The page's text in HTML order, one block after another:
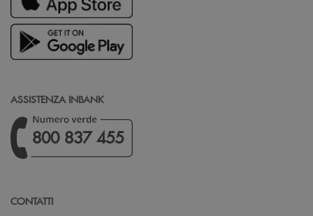
ASSISTENZA INBANK
800 837 455
CONTATTI